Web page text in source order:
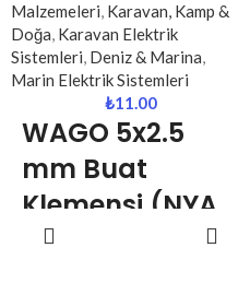
uyumlu olan bu klemens, vidasız
yaylı mekanizması sayesinde
kabloların sağlam şekilde
sabitlenmesini sağlar. Yüksek
iletkenlik ve güvenli temas
sunarak elektrik bağlantılarında
maksimum performans sağlar.
Malzemeleri, Karavan, Kamp &
Doğa, Karavan Elektrik
Sistemleri, Deniz & Marina,
Marin Elektrik Sistemleri
₺11.00
WAGO 5x2.5
mm Buat
Klemensi (NYA
Uyumlu)